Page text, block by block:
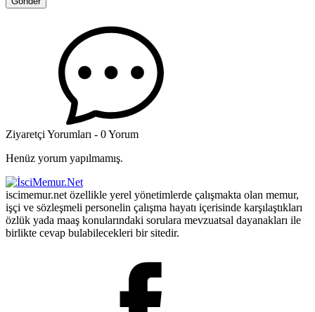
Ziyaretçi Yorumları - 0 Yorum
Henüz yorum yapılmamış.
iscimemur.net özellikle yerel yönetimlerde çalışmakta olan memur,
işçi ve sözleşmeli personelin çalışma hayatı içerisinde karşılaştıkları
özlük yada maaş konularındaki sorulara mevzuatsal dayanakları ile
birlikte cevap bulabilecekleri bir sitedir.